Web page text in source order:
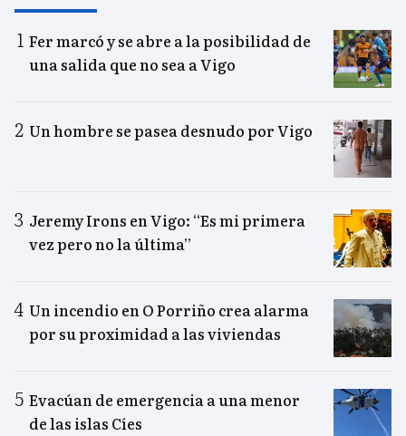
Fer marcó y se abre a la posibilidad de
una salida que no sea a Vigo
Un hombre se pasea desnudo por Vigo
Jeremy Irons en Vigo: “Es mi primera
vez pero no la última”
Un incendio en O Porriño crea alarma
por su proximidad a las viviendas
Evacúan de emergencia a una menor
de las islas Cíes